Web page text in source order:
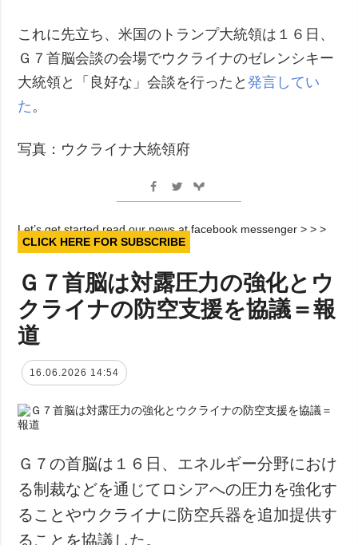
これに先立ち、米国のトランプ大統領は１６日、
Ｇ７首脳会談の会場でウクライナのゼレンシキー
大統領と「良好な」会談を行ったと発言してい
た 。
写真：ウクライナ大統領府
Let’s get started read our news at facebook messenger > > >
CLICK HERE FOR SUBSCRIBE
Ｇ７首脳は対露圧力の強化とウ
クライナの防空支援を協議＝報
道
16.06.2026 14:54
Ｇ７の首脳は１６日、エネルギー分野におけ
る制裁などを通じてロシアへの圧力を強化す
ることやウクライナに防空兵器を追加提供す
ることを協議した。